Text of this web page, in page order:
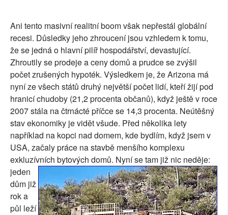
Ani tento masivní realitní boom však nepřestál globální
recesi. Důsledky jeho zhroucení jsou vzhledem k tomu,
že se jedná o hlavní pilíř hospodářství, devastující.
Zhroutily se prodeje a ceny domů a prudce se zvýšil
počet zrušených hypoték. Výsledkem je, že Arizona má
nyní ze všech států druhý největší počet lidí, kteří žijí pod
hranicí chudoby (21,2 procenta občanů), když ještě v roce
2007 stála na čtrnácté příčce se 14,3 procenta. Neútěšný
stav ekonomiky je vidět všude. Před několika lety
například na kopci nad domem, kde bydlím, když jsem v
USA, začaly práce na stavbě menšího komplexu
exkluzívních bytových domů. Nyní se tam již nic neděje:
jeden
dům již
rok a
půl leží